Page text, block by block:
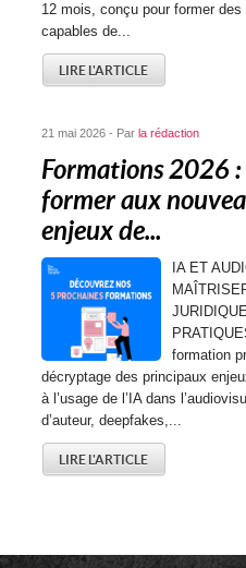
12 mois, conçu pour former des
capables de...
LIRE L'ARTICLE
21 mai 2026 - Parla rédaction
Formations 2026 :
former aux
enjeux de...
IA ET
formation
décryptage des principaux
à l’usage de l’IA dans
d’auteur, deepfakes,...
LIRE L'ARTICLE